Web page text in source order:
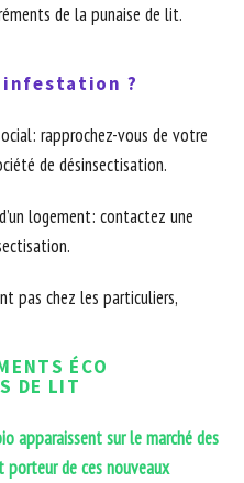
de la punaise de lit.
?
rapprochez-vous de votre
de désinsectisation.
logement: contactez une
pas chez les particuliers,
ÉCO
DE LIT
apparaissent sur le marché des
porteur de ces nouveaux